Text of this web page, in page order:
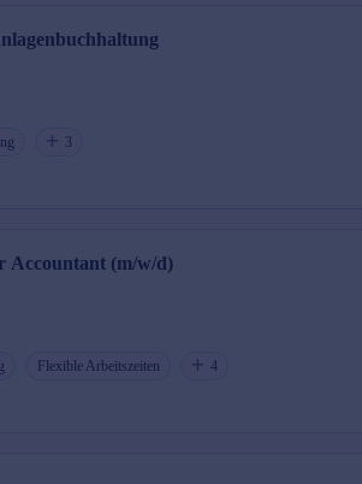
3
Accountant (m/w/d)
Flexible Arbeitszeiten 4